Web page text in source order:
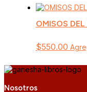
OMISOS
$550.00
Nosotros